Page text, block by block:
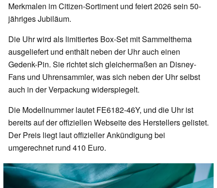
Merkmalen im Citizen-Sortiment und feiert 2026 sein 50-
jähriges Jubiläum.
Die Uhr wird als limitiertes Box-Set mit Sammelthema
ausgeliefert und enthält neben der Uhr auch einen
Gedenk-Pin. Sie richtet sich gleichermaßen an Disney-
Fans und Uhrensammler, was sich neben der Uhr selbst
auch in der Verpackung widerspiegelt.
Die Modellnummer lautet FE6182-46Y, und die Uhr ist
bereits auf der offiziellen Webseite des Herstellers gelistet.
Der Preis liegt laut offizieller Ankündigung bei
umgerechnet rund 410 Euro.